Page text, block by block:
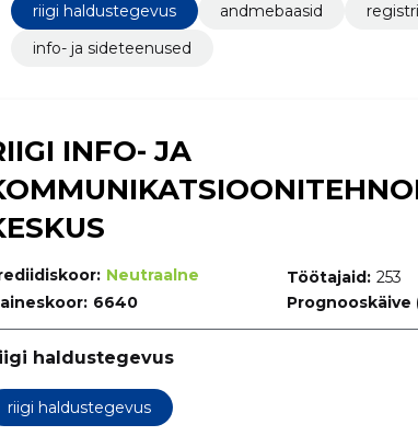
riigi haldustegevus
andmebaasid
info- ja sideteenused
INFO- JA
Neutraalne
6640
Töötajaid: 253
Prognooskäive
haldustegevus
riigi haldustegevus